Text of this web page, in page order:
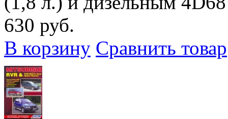
630 руб.
В корзину Сравнить товар